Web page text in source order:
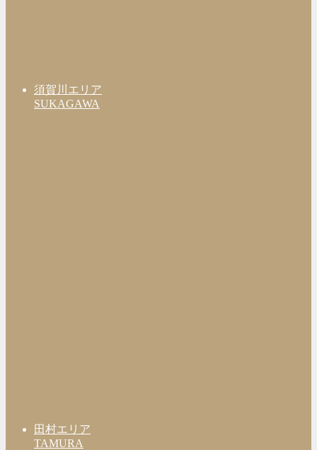
須賀川エリア
SUKAGAWA
田村エリア
TAMURA